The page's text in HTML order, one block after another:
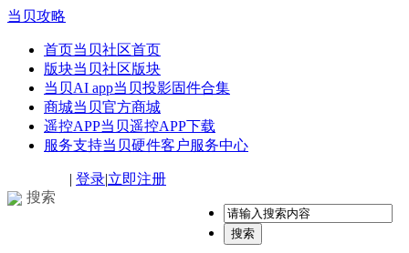
当贝攻略
首页当贝社区首页
版块当贝社区版块
当贝AI app当贝投影固件合集
商城当贝官方商城
遥控APP当贝遥控APP下载
服务支持当贝硬件客户服务中心
搜索
| 登录|立即注册
搜索